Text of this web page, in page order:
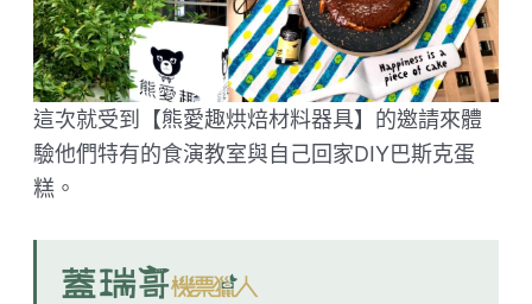
這次就受到【熊愛趣烘焙材料器具】的邀請來體
驗他們特有的食演教室與自己回家DIY巴斯克蛋
糕。